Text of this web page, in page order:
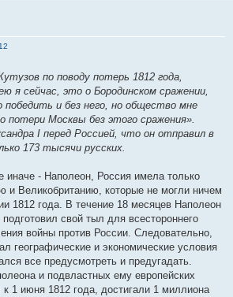
по поводу потерь 1812 года,
я сейчас, это о Бородинском сражении,
и без него, но общество мне
потери Москвы без этого сражения».
I перед Россией, что он отправил в
173 тысячи русских.
иначе - Наполеон, Россия имела только
и Великобританию, которые не могли ничем
1812 года. В течение 18 месяцев Наполеон
свой тыл для всестороннего
войны против России. Следовательно,
географические и экономические условия
все предусмотреть и предугадать.
и подвластных ему европейских
1 июня 1812 года, достигали 1 миллиона